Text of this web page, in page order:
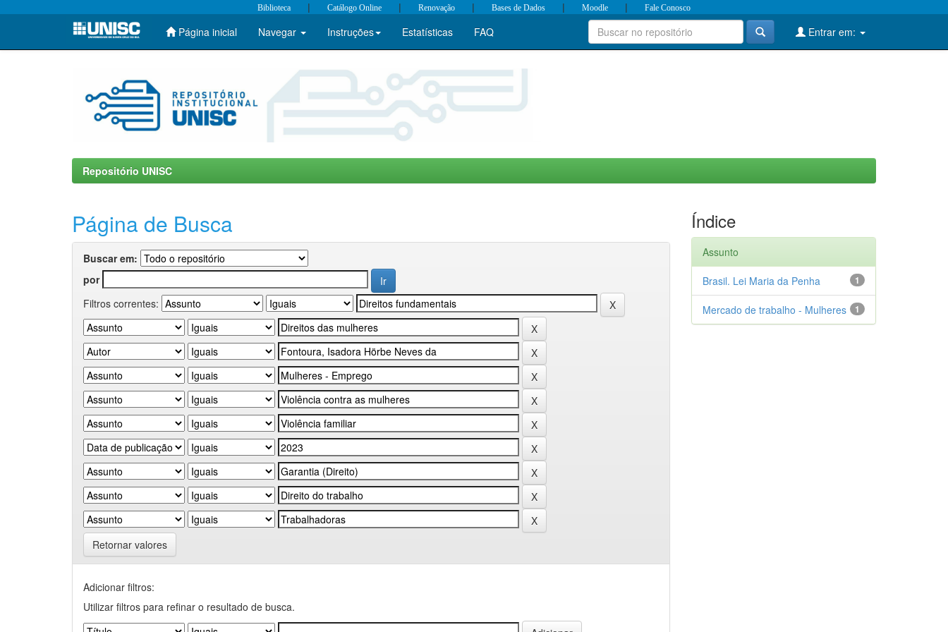
Skip
Biblioteca | Catálogo Online | Renovação | Bases de Dados | Moodle | Fale Conosco
Página inicial Navegar Instruções Estatísticas FAQ Entrar em:
Repositório UNISC
Página de Busca
Buscar em:
por
Filtros correntes:
Retornar valores
Adicionar filtros:
Utilizar filtros para refinar o resultado de busca.
Índice
Assunto
1
Brasil. Lei Maria da Penha
1
Mercado de trabalho - Mulheres